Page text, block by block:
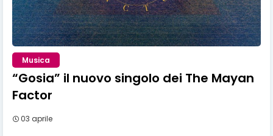
Musica
“Gosia” il nuovo singolo dei The Mayan
Factor
03 aprile